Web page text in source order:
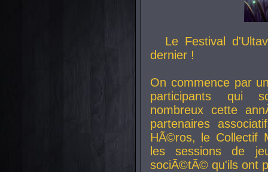
Le Festival
dernier !
On commence par
participants qui
nombreux cette
partenaires
HÃ©ros, le Collectif
les sessions de
sociÃ©tÃ© qu'ils ont